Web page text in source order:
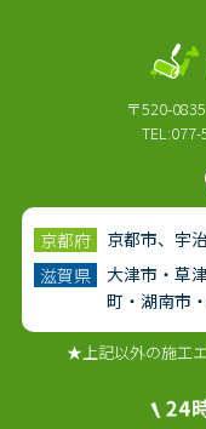
〒520-
京都府
京都市、宇
滋賀県
大津市・草
町・湖南市
★上記以外の施工